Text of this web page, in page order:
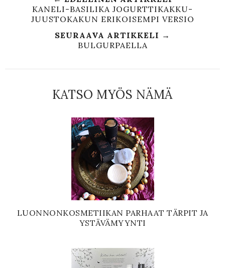
KANELI-BASILIKA JOGURTTIKAKKU-
JUUSTOKAKUN ERIKOISEMPI VERSIO
SEURAAVA ARTIKKELI →
BULGURPAELLA
KATSO MYÖS NÄMÄ
LUONNONKOSMETIIKAN PARHAAT TÄRPIT JA
YSTÄVÄMYYNTI